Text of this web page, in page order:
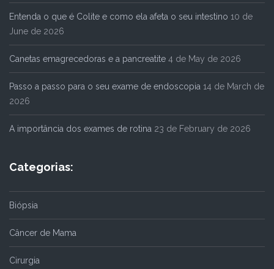
Entenda o que é Colite e como ela afeta o seu intestino 10 de
June de 2026
Canetas emagrecedoras e a pancreatite 4 de May de 2026
Passo a passo para o seu exame de endoscopia 14 de March de
2026
A importância dos exames de rotina 23 de February de 2026
Categorias:
Biópsia
Câncer de Mama
Cirurgia